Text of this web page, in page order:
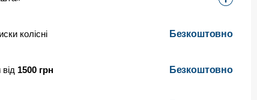
колісні Безкоштовно
1500 грн Безкоштовно